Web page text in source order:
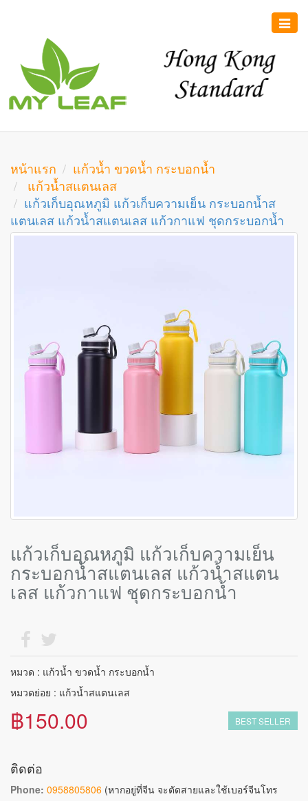
Toggle
หน้าแรก
แก้วน้ำ ขวดน้ำ กระบอกน้ำ
แก้วน้ำสแตนเลส
แก้วเก็บอุณหภูมิ แก้วเก็บความเย็น กระบอกน้ำส
แตนเลส แก้วน้ำสแตนเลส แก้วกาแฟ ชุดกระบอกน้ำ
แก้วเก็บอุณหภูมิ แก้วเก็บความเย็น
กระบอกน้ำสแตนเลส แก้วน้ำสแตน
เลส แก้วกาแฟ ชุดกระบอกน้ำ
หมวด : แก้วน้ำ ขวดน้ำ กระบอกน้ำ
หมวดย่อย : แก้วน้ำสแตนเลส
฿150.00 BEST SELLER
ติดต่อ
Phone: 0958805806 (หากอยู่ที่จีน จะตัดสายและใช้เบอร์จีนโทร